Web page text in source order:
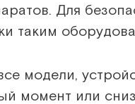
Для
таким
модели,
момент или